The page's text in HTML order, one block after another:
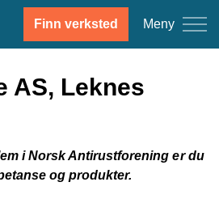
Finn verksted Meny
AS, Leknes
i Norsk Antirustforening er du
og produkter.